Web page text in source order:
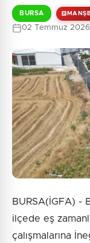
BURSA
02 Temmuz
BURSA(İGFA) -
ilçede eş
çalışmalarına